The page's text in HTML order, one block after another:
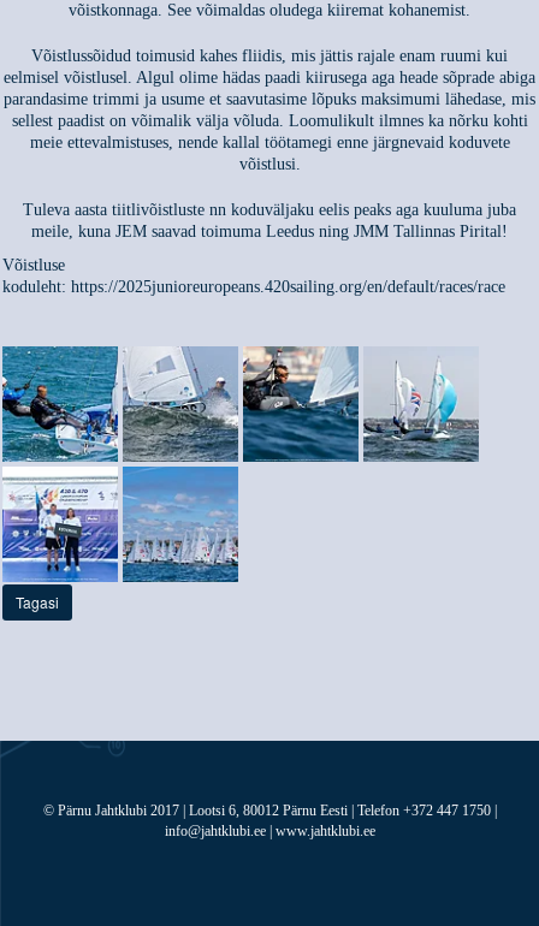
võistkonnaga. See võimaldas oludega kiiremat kohanemist.
Võistlussõidud toimusid kahes fliidis, mis jättis rajale enam ruumi kui
eelmisel võistlusel. Algul olime hädas paadi kiirusega aga heade sõprade abiga
parandasime trimmi ja usume et saavutasime lõpuks maksimumi lähedase, mis
sellest paadist on võimalik välja võluda. Loomulikult ilmnes ka nõrku kohti
meie ettevalmistuses, nende kallal töötamegi enne järgnevaid koduvete
võistlusi.
Tuleva aasta tiitlivõistluste nn koduväljaku eelis peaks aga kuuluma juba
meile, kuna JEM saavad toimuma Leedus ning JMM Tallinnas Pirital!
Võistluse
koduleht: https://2025junioreuropeans.420sailing.org/en/default/races/race
Tagasi
© Pärnu Jahtklubi 2017 | Lootsi 6, 80012 Pärnu Eesti | Telefon +372 447 1750 |
info@jahtklubi.ee | www.jahtklubi.ee